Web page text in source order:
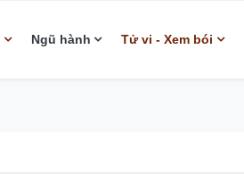
Ngũ hành Tử vi - Xem bói